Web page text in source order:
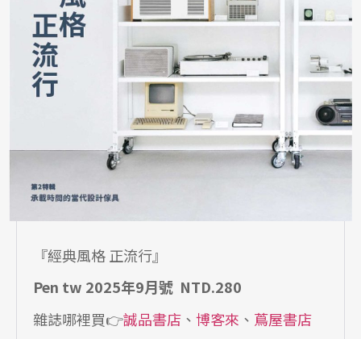
『經典風格 正流行』
Pen tw 2025年9月號 NTD.280
雜誌哪裡買👉誠品書店 、 博客來 、 蔦屋書店